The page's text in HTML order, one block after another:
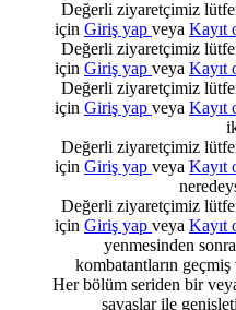
Değerli ziyaretçimiz
için Giriş yap veya Kayıt
Değerli ziyaretçimiz
için Giriş yap veya Kayıt
Değerli ziyaretçimiz
için Giriş yap veya Kayıt
Değerli ziyaretçimiz
için Giriş yap veya Kayıt
Değerli ziyaretçimiz
için Giriş yap veya Kayıt
yenmesinden
kombatantların
Her bölüm seriden bir
savaşlar ile